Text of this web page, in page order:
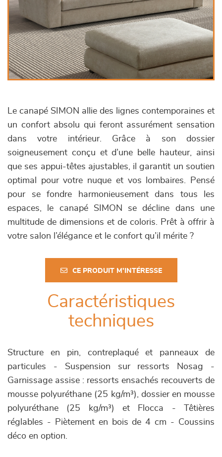
Le canapé SIMON allie des lignes contemporaines et
un confort absolu qui feront assurément sensation
dans votre intérieur. Grâce à son dossier
soigneusement conçu et d’une belle hauteur, ainsi
que ses appui-têtes ajustables, il garantit un soutien
optimal pour votre nuque et vos lombaires. Pensé
pour se fondre harmonieusement dans tous les
espaces, le canapé SIMON se décline dans une
multitude de dimensions et de coloris. Prêt à offrir à
votre salon l’élégance et le confort qu’il mérite ?
CE PRODUIT M'INTÉRESSE
Caractéristiques
techniques
Structure en pin, contreplaqué et panneaux de
particules - Suspension sur ressorts Nosag -
Garnissage assise : ressorts ensachés recouverts de
mousse polyuréthane (25 kg/m³), dossier en mousse
polyuréthane (25 kg/m³) et Flocca - Têtières
réglables - Piètement en bois de 4 cm - Coussins
déco en option.